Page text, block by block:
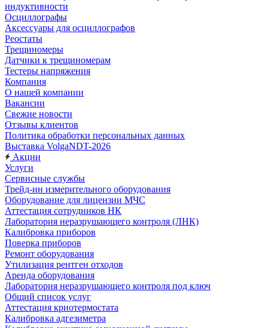
индуктивности
Осциллографы
Аксессуары для осциллографов
Реостаты
Трещиномеры
Датчики к трещиномерам
Тестеры напряжения
Компания
О нашей компании
Вакансии
Свежие новости
Отзывы клиентов
Политика обработки персональных данных
Выставка VolgaNDT-2026
Акции
Услуги
Сервисные службы
Трейд-ин измерительного оборудования
Оборудование для лицензии МЧС
Аттестация сотрудников НК
Лаборатория неразрушающего контроля (ЛНК)
Калибровка приборов
Поверка приборов
Ремонт оборудования
Утилизация рентген отходов
Аренда оборудования
Лаборатория неразрушающего контроля под ключ
Общий список услуг
Аттестация криотермостата
Калибровка адгезиметра